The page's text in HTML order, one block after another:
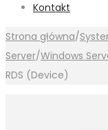
Kontakt
Strona główna/
Server/Windows
RDS (Device)